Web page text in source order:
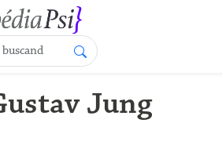
Jung